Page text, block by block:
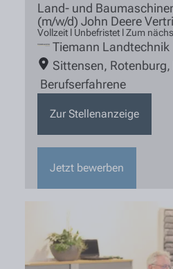
Land- und
(m/w/d) John Deere
Vollzeit l Unbefristet l Zum
Tiemann Landtechnik
Sittensen, Rotenburg,
Berufserfahrene
Zur Stellenanzeige
Jetzt bewerben